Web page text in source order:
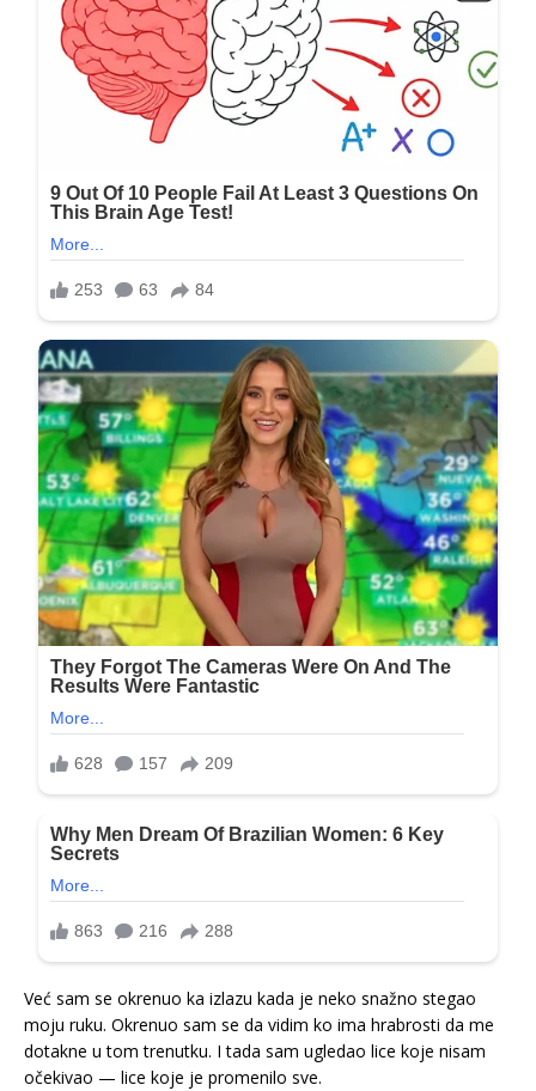
Već sam se okrenuo ka izlazu kada je neko snažno stegao
moju ruku. Okrenuo sam se da vidim ko ima hrabrosti da me
dotakne u tom trenutku. I tada sam ugledao lice koje nisam
očekivao — lice koje je promenilo sve.